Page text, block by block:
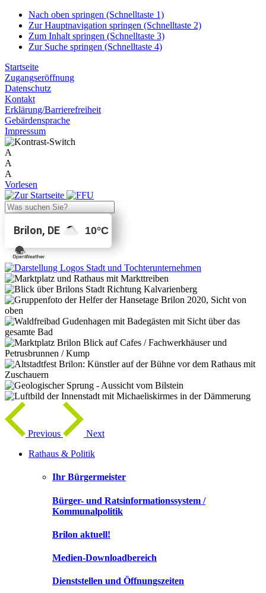
Nach oben springen (Schnelltaste 1)
Zur Hauptnavigation springen (Schnelltaste 2)
Zum Inhalt springen (Schnelltaste 3)
Zur Suche springen (Schnelltaste 4)
Startseite
Zugangseröffnung
Datenschutz
Kontakt
Erklärung/Barrierefreiheit
Gebärdensprache
Impressum
A
A
A
Vorlesen
Brilon, DE 10°C
Previous
Next
Rathaus & Politik
Ihr Bürgermeister
Bürger- und Ratsinformationssystem /
Kommunalpolitik
Brilon aktuell!
Medien-Downloadbereich
Dienststellen und Öffnungszeiten